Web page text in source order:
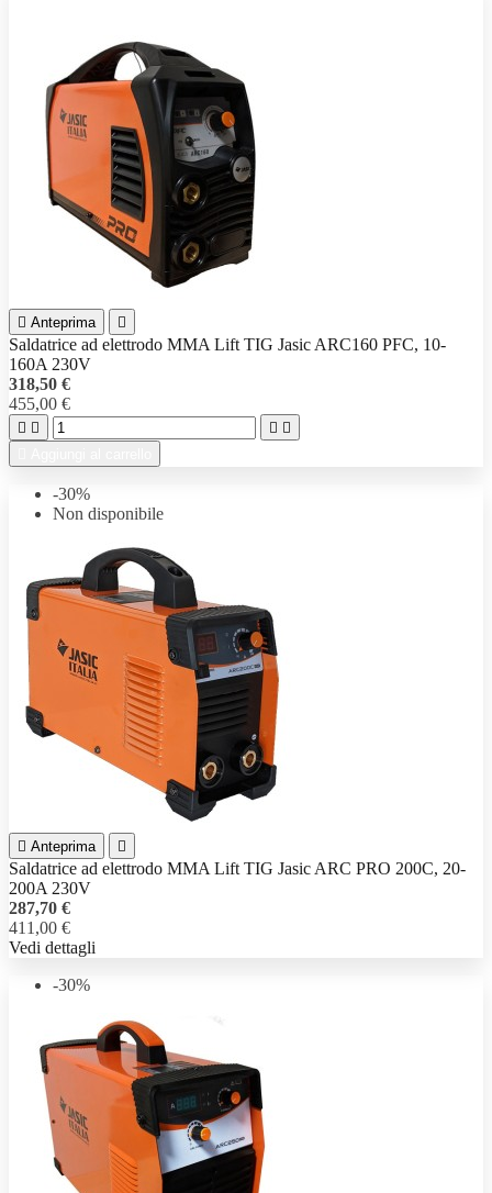
 Anteprima 
Saldatrice ad elettrodo MMA Lift TIG Jasic ARC160 PFC, 10-
160A 230V
318,50 €
455,00 €
   
-30%
Non disponibile
 Anteprima 
Saldatrice ad elettrodo MMA Lift TIG Jasic ARC PRO 200C, 20-
200A 230V
287,70 €
411,00 €
Vedi dettagli
-30%